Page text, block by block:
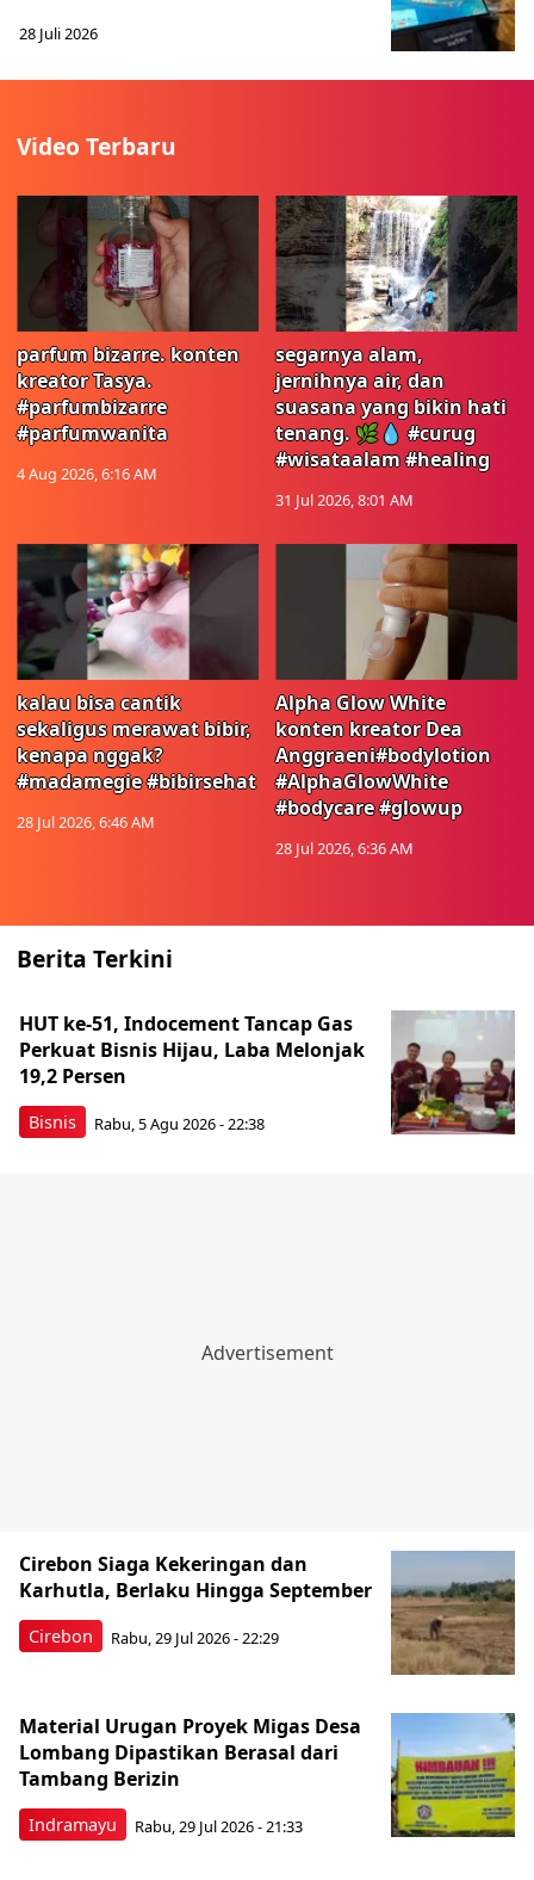
28 Juli 2026
Video Terbaru
parfum bizarre. konten
kreator Tasya.
#parfumbizarre
#parfumwanita
4 Aug 2026, 6:16 AM
segarnya alam,
jernihnya air, dan
suasana yang bikin hati
tenang. 🌿💧 #curug
#wisataalam #healing
31 Jul 2026, 8:01 AM
kalau bisa cantik
sekaligus merawat bibir,
kenapa nggak?
#madamegie #bibirsehat
28 Jul 2026, 6:46 AM
Alpha Glow White
konten kreator Dea
Anggraeni#bodylotion
#AlphaGlowWhite
#bodycare #glowup
28 Jul 2026, 6:36 AM
Berita Terkini
Bisnis
HUT ke-51, Indocement Tancap Gas
Perkuat Bisnis Hijau, Laba Melonjak
19,2 Persen
Rabu, 5 Agu 2026 - 22:38
Cirebon
Cirebon Siaga Kekeringan dan
Karhutla, Berlaku Hingga September
Rabu, 29 Jul 2026 - 22:29
Indramayu
Material Urugan Proyek Migas Desa
Lombang Dipastikan Berasal dari
Tambang Berizin
Rabu, 29 Jul 2026 - 21:33